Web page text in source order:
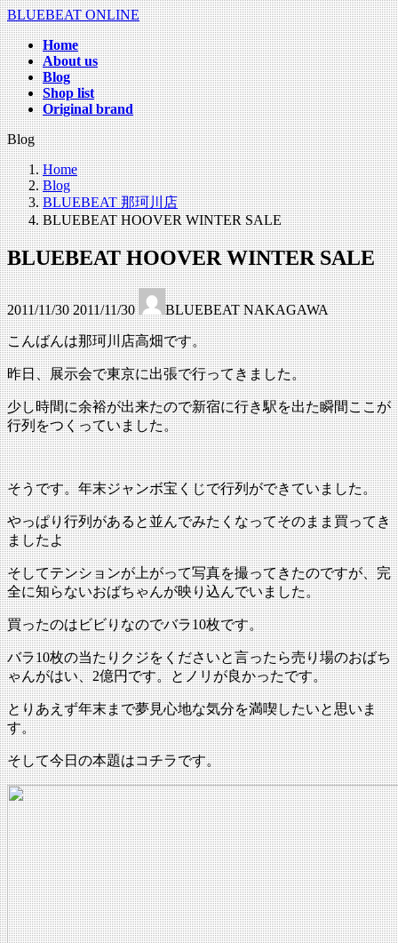
コ
ン
テ
ン
ツ
へ
ス
キ
ッ
プ
ナ
ビ
ゲ
ー
シ
ョ
ン
に
移
動
BLUEBEAT ONLINE
Home
About us
Blog
Shop list
Original brand
Blog
Home
Blog
BLUEBEAT 那珂川店
BLUEBEAT HOOVER WINTER SALE
BLUEBEAT HOOVER WINTER SALE
2011/11/30
最
終
更
新
日
時
:
2011/11/30 BLUEBEAT NAKAGAWA
こんばんは那珂川店高畑です。
昨日、展示会で東京に出張で行ってきました。
少し時間に余裕が出来たので新宿に行き駅を出た瞬間ここが
行列をつくっていました。
そうです。年末ジャンボ宝くじで行列ができていました。
やっぱり行列があると並んでみたくなってそのまま買ってき
ましたよ
そしてテンションが上がって写真を撮ってきたのですが、完
全に知らないおばちゃんが映り込んでいました。
買ったのはビビりなのでバラ10枚です。
バラ10枚の当たりクジをくださいと言ったら売り場のおばち
ゃんがはい、2億円です。とノリが良かったです。
とりあえず年末まで夢見心地な気分を満喫したいと思いま
す。
そして今日の本題はコチラです。